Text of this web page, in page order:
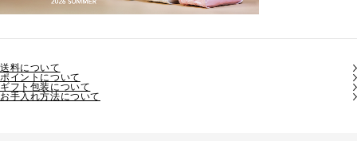
送料について
ポイントについて
ギフト包装について
お手入れ方法について